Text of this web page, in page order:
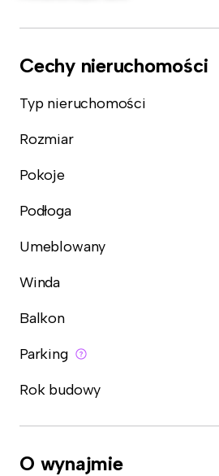
Cechy nieruchomości
Typ nieruchomości
Rozmiar
Pokoje
Podłoga
Umeblowany
Winda
Balkon
Parking
Rok budowy
O wynajmie